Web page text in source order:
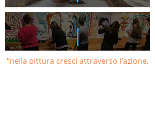
“nella pittura cresci attraverso l'azione,